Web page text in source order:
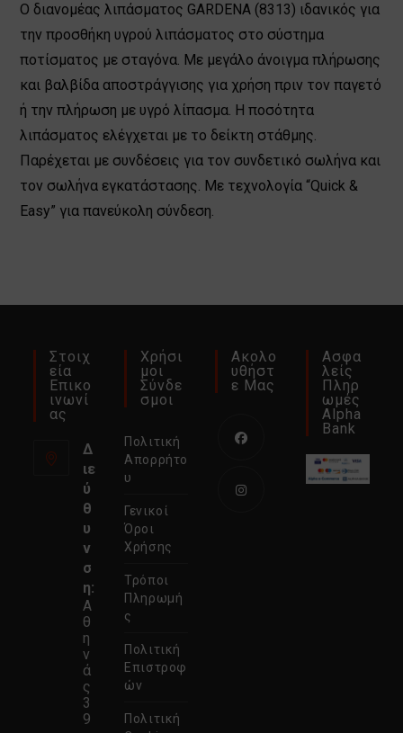
Ο διανομέας λιπάσματος GARDENA (8313) ιδανικός για
την προσθήκη υγρού λιπάσματος στο σύστημα
ποτίσματος με σταγόνα. Με μεγάλο άνοιγμα πλήρωσης
και βαλβίδα αποστράγγισης για χρήση πριν τον παγετό
ή την πλήρωση με υγρό λίπασμα. Η ποσότητα
λιπάσματος ελέγχεται με το δείκτη στάθμης.
Παρέχεται με συνδέσεις για τον συνδετικό σωλήνα και
τον σωλήνα εγκατάστασης. Με τεχνολογία “Quick &
Easy” για πανεύκολη σύνδεση.
Στοιχ
Εία
Επικο
Ινωνί
Ας
Δ
ιε
ύ
θ
υ
ν
σ
η:
Α
θ
η
ν
ά
ς
3
9
Χρήσι
Μοι
Σύνδε
Σμοι
Πολιτική
Απορρήτο
υ
Γενικοί
Όροι
Χρήσης
Τρόποι
Πληρωμή
ς
Πολιτική
Επιστροφ
ών
Πολιτική
Ακολο
Υθήστ
Ε Μας
Ασφα
Λείς
Πληρ
Ωμές
Alpha
Bank